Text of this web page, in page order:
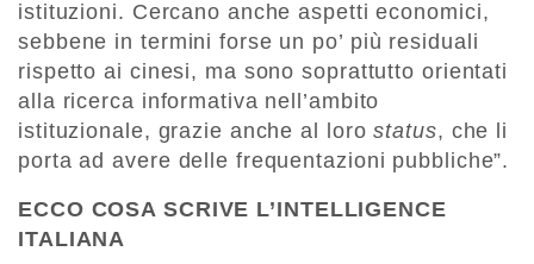
istituzioni. Cercano anche aspetti economici,
sebbene in termini forse un po’ più residuali
rispetto ai cinesi, ma sono soprattutto orientati
alla ricerca informativa nell’ambito
istituzionale, grazie anche al lorostatus, che li
porta ad avere delle frequentazioni pubbliche”.
ECCO COSA SCRIVE L’INTELLIGENCE
ITALIANA